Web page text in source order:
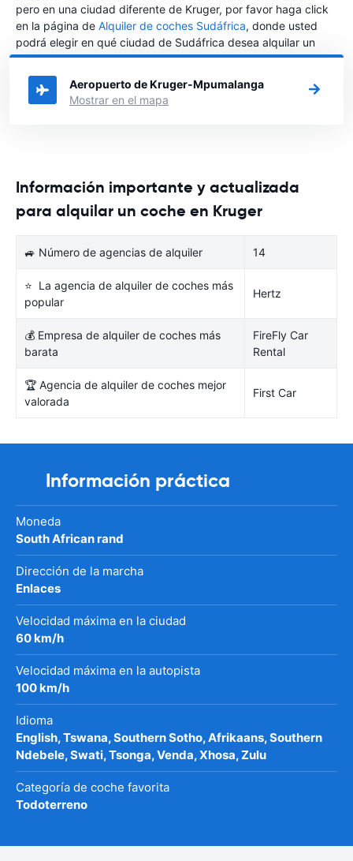
pero en una ciudad diferente de Kruger, por favor haga click
en la página de Alquiler de coches Sudáfrica, donde usted
podrá elegir en qué ciudad de Sudáfrica desea alquilar un
coche.
Aeropuerto de Kruger-Mpumalanga
Mostrar en el mapa
Información importante y actualizada
para alquilar un coche en Kruger
🚙 Número de agencias de alquiler 14
⭐ La agencia de alquiler de coches más
popular
Hertz
💰 Empresa de alquiler de coches más
barata
FireFly Car
Rental
🏆 Agencia de alquiler de coches mejor
valorada
First Car
Información práctica
Moneda
South African rand
Dirección de la marcha
Enlaces
Velocidad máxima en la ciudad
60 km/h
Velocidad máxima en la autopista
100 km/h
Idioma
English, Tswana, Southern Sotho, Afrikaans, Southern
Ndebele, Swati, Tsonga, Venda, Xhosa, Zulu
Categoría de coche favorita
Todoterreno